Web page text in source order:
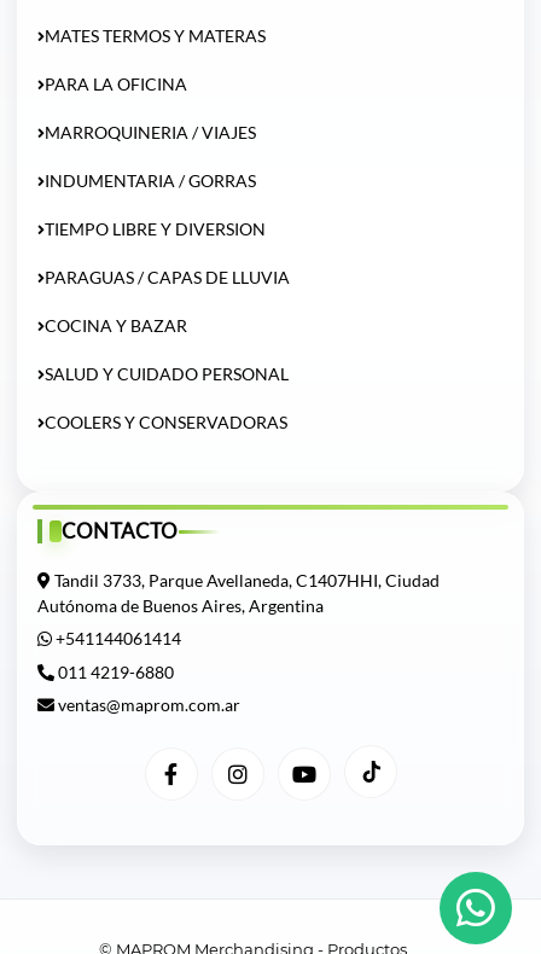
MATES TERMOS Y MATERAS
PARA LA OFICINA
MARROQUINERIA / VIAJES
INDUMENTARIA / GORRAS
TIEMPO LIBRE Y DIVERSION
PARAGUAS / CAPAS DE LLUVIA
COCINA Y BAZAR
SALUD Y CUIDADO PERSONAL
COOLERS Y CONSERVADORAS
CONTACTO
Tandil 3733, Parque Avellaneda, C1407HHI, Ciudad
Autónoma de Buenos Aires, Argentina
+541144061414
011 4219-6880
ventas@maprom.com.ar
© MAPROM Merchandising - Productos